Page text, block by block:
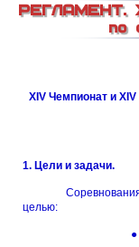
РЕГЛАМЕНТ.
по
XIV Чемпионат и
1. Цели и задачи.
целью: